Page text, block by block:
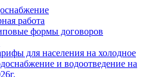
работа
формы договоров
для населения на холодное
и водоотведение на